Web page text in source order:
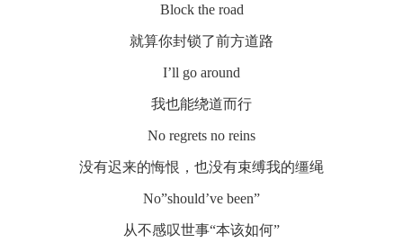
Block the road
就算你封锁了前方道路
I’ll go around
我也能绕道而行
No regrets no reins
没有迟来的悔恨，也没有束缚我的缰绳
No”should’ve been”
从不感叹世事“本该如何”